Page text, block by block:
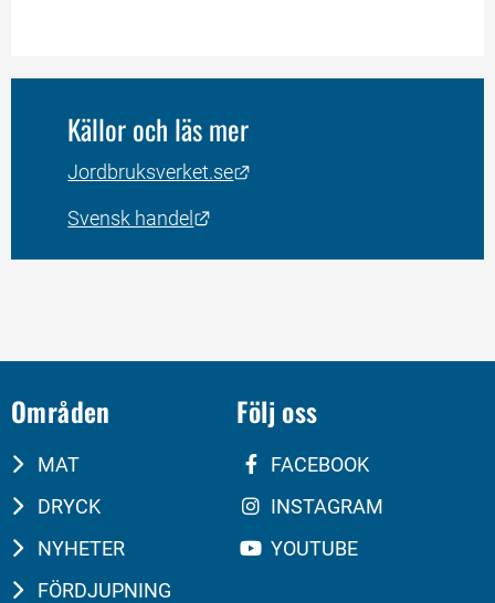
Källor och läs mer
Jordbruksverket.se
Svensk handel
Områden
MAT
DRYCK
NYHETER
FÖRDJUPNING
Följ oss
FACEBOOK
INSTAGRAM
YOUTUBE